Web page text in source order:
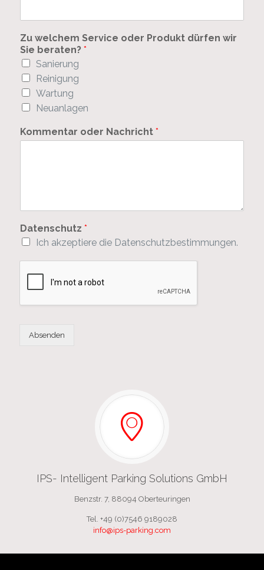
m
e
a
e
Zu welchem Service oder Produkt dürfen wir
Sie beraten? *
Sanierung
Reinigung
Wartung
Neuanlagen
Kommentar oder Nachricht *
Datenschutz *
Ich akzeptiere die Datenschutzbestimmungen.
Absenden
IPS- Intelligent Parking Solutions GmbH
Benzstr. 7, 88094 Oberteuringen
Tel. +49 (0)7546 9189028
info@ips-parking.com